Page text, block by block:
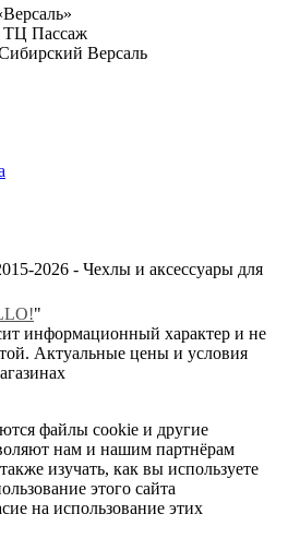
ТЦ Пассаж
Версаль
2026 - Чехлы и аксессуары для
"
информационный характер и не
Актуальные цены и условия
файлы cookie и другие
нам и нашим партнёрам
изучать, как вы используете
этого сайта
на использование этих